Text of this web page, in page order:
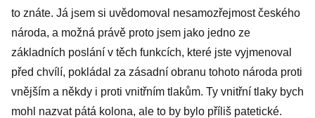
to znáte. Já jsem si uvědomoval nesamozřejmost českého
národa, a možná právě proto jsem jako jedno ze
základních poslání v těch funkcích, které jste vyjmenoval
před chvílí, pokládal za zásadní obranu tohoto národa proti
vnějším a někdy i proti vnitřním tlakům. Ty vnitřní tlaky bych
mohl nazvat pátá kolona, ale to by bylo příliš patetické.